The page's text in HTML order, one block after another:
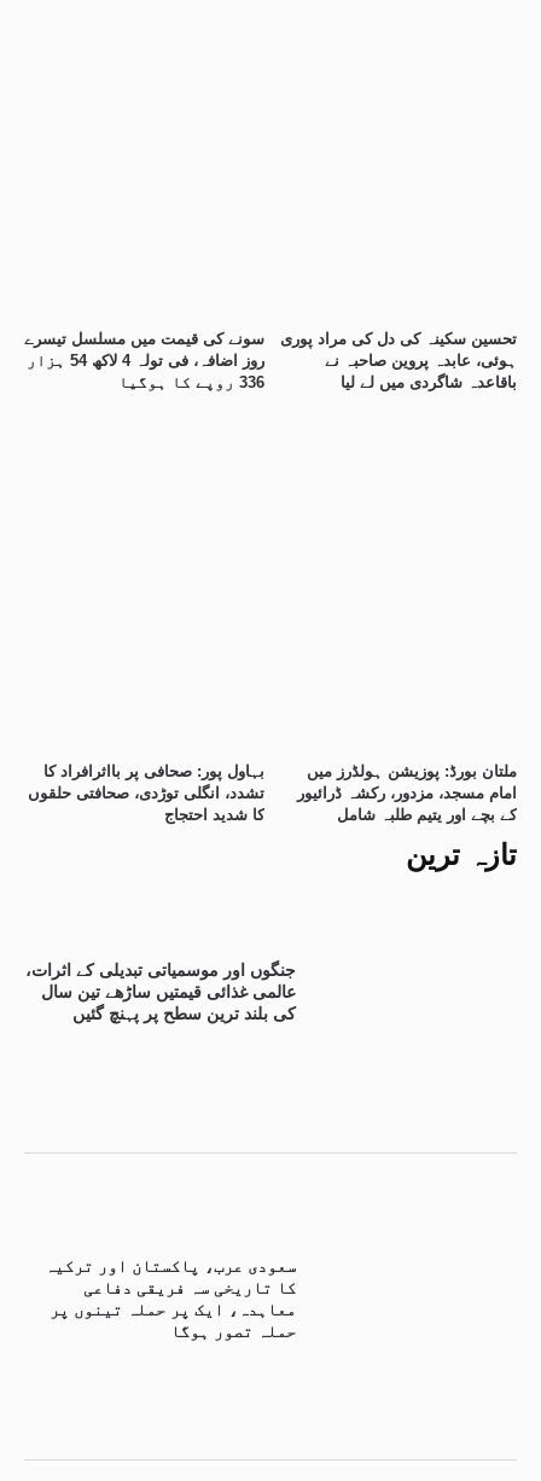
تازہ ترین
جنگوں اور موسمیاتی تبدیلی کے اثرات،
عالمی غذائی قیمتیں ساڑھے تین سال
کی بلند ترین سطح پر پہنچ گئیں
سعودی عرب، پاکستان اور ترکیہ
کا تاریخی سہ فریقی دفاعی
معاہدہ، ایک پر حملہ تینوں پر
حملہ تصور ہوگا
سونے کی قیمت میں مسلسل تیسرے
روز اضافہ، فی تولہ 4 لاکھ 54 ہزار
336 روپے کا ہوگیا
تحسین سکینہ کی دل کی مراد پوری
ہوئی، عابدہ پروین صاحبہ نے
باقاعدہ شاگردی میں لے لیا
بہاول پور: صحافی پر بااثرافراد کا
تشدد، انگلی توڑدی، صحافتی حلقوں
کا شدید احتجاج
ملتان بورڈ: پوزیشن ہولڈرز میں
امام مسجد، مزدور، رکشہ ڈرائیور
کے بچے اور یتیم طلبہ شامل